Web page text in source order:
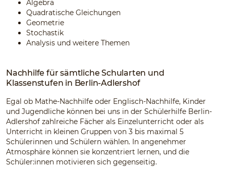
Algebra
Quadratische Gleichungen
Geometrie
Stochastik
Analysis und weitere Themen
Nachhilfe für sämtliche Schularten und
Klassenstufen in Berlin-Adlershof
Egal ob Mathe-Nachhilfe oder Englisch-Nachhilfe, Kinder
und Jugendliche können bei uns in der Schülerhilfe Berlin-
Adlershof zahlreiche Fächer als Einzelunterricht oder als
Unterricht in kleinen Gruppen von 3 bis maximal 5
Schülerinnen und Schülern wählen. In angenehmer
Atmosphäre können sie konzentriert lernen, und die
Schüler:innen motivieren sich gegenseitig.